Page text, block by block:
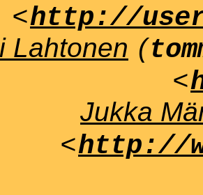
<http://
Lahtonen (
<
Jukka
<http://